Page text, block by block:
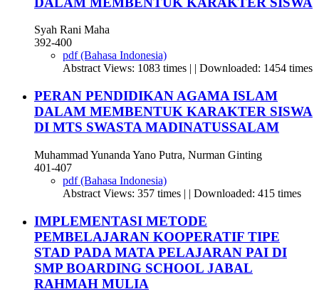
Syah Rani Maha
392-400
pdf (Bahasa Indonesia)
Abstract Views: 1083 times | | Downloaded: 1454 times
PERAN PENDIDIKAN AGAMA ISLAM
DALAM MEMBENTUK KARAKTER SISWA
DI MTS SWASTA MADINATUSSALAM
Muhammad Yunanda Yano Putra, Nurman Ginting
401-407
pdf (Bahasa Indonesia)
Abstract Views: 357 times | | Downloaded: 415 times
IMPLEMENTASI METODE
PEMBELAJARAN KOOPERATIF TIPE
STAD PADA MATA PELAJARAN PAI DI
SMP BOARDING SCHOOL JABAL
RAHMAH MULIA